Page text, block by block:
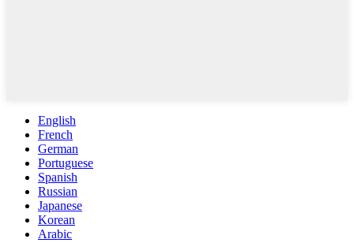
English
French
German
Portuguese
Spanish
Russian
Japanese
Korean
Arabic